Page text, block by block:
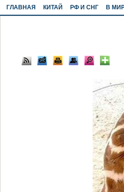
ГЛАВНАЯ КИТАЙ РФ И СНГ В